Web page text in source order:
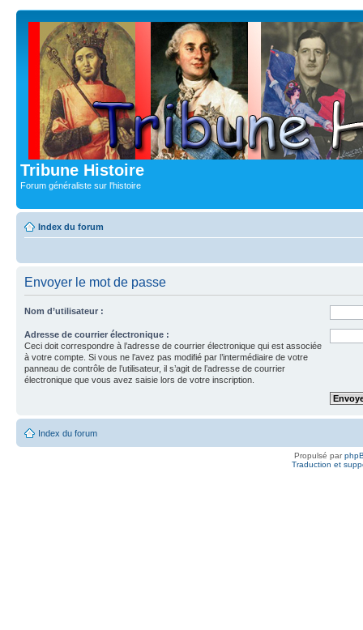
Tribune Histoire
Forum généraliste sur l'histoire
Index du forum
Envoyer le mot de passe
Nom d’utilisateur :
Adresse de courrier électronique :
Ceci doit correspondre à l’adresse de courrier électronique qui est associée
à votre compte. Si vous ne l’avez pas modifié par l’intermédiaire de votre
panneau de contrôle de l’utilisateur, il s’agit de l’adresse de courrier
électronique que vous avez saisie lors de votre inscription.
Index du forum
Propulsé par
Traduction et